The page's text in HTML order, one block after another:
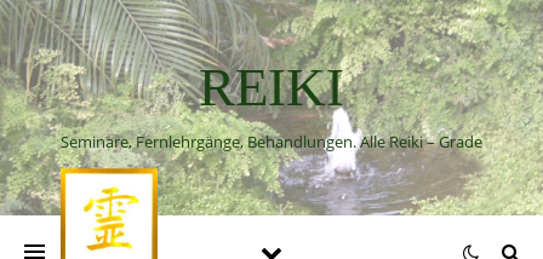
REIKI
Seminare, Fernlehrgänge, Behandlungen. Alle Reiki – Grade